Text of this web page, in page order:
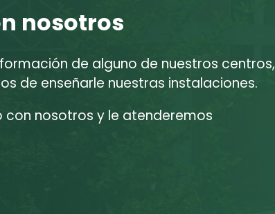
nosotros
de alguno de nuestros centros,
de enseñarle nuestras instalaciones.
con nosotros y le atenderemos